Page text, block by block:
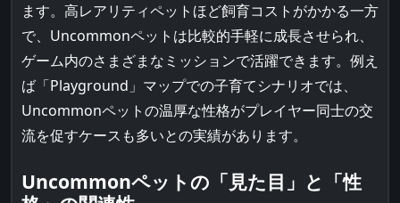
ます。高レアリティペットほど飼育コストがかかる一方
で、Uncommonペットは比較的手軽に成長させられ、
ゲーム内のさまざまなミッションで活躍できます。例え
ば「Playground」マップでの子育てシナリオでは、
Uncommonペットの温厚な性格がプレイヤー同士の交
流を促すケースも多いとの実績があります。
Uncommonペットの「見た目」と「性